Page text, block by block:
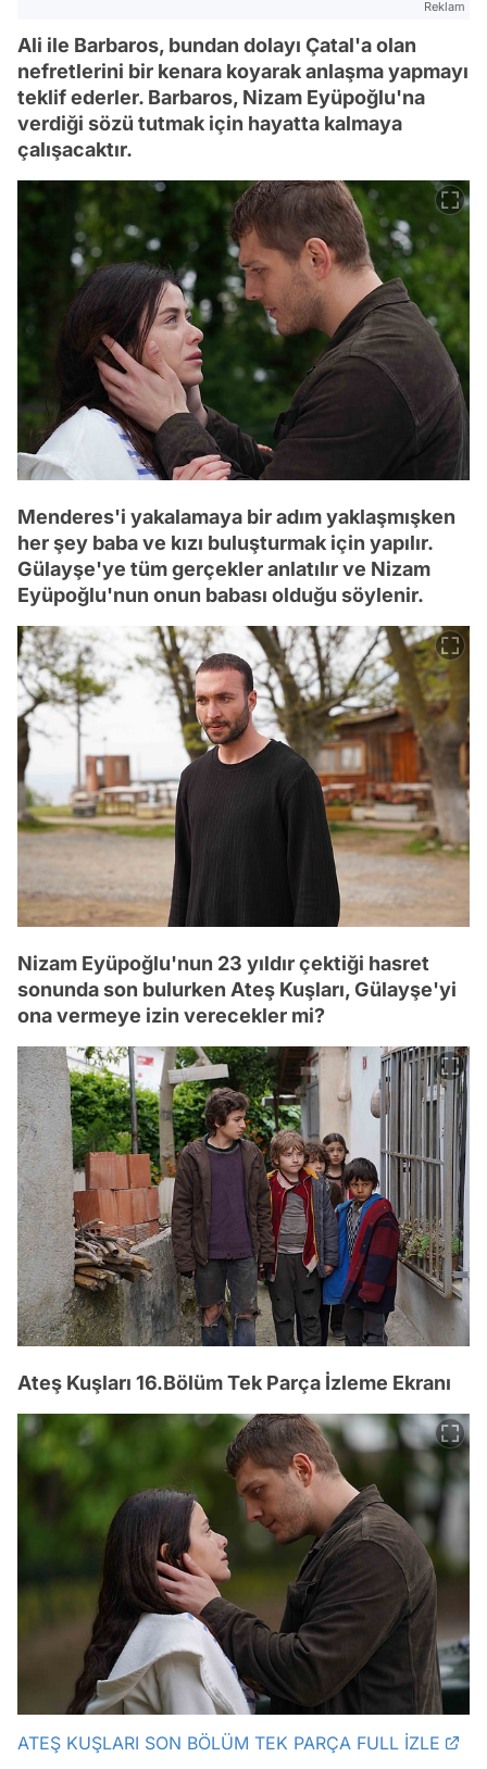
Reklam
Ali ile Barbaros, bundan dolayı Çatal'a olan
nefretlerini bir kenara koyarak anlaşma yapmayı
teklif ederler. Barbaros, Nizam Eyüpoğlu'na
verdiği sözü tutmak için hayatta kalmaya
çalışacaktır.
Menderes'i yakalamaya bir adım yaklaşmışken
her şey baba ve kızı buluşturmak için yapılır.
Gülayşe'ye tüm gerçekler anlatılır ve Nizam
Eyüpoğlu'nun onun babası olduğu söylenir.
Nizam Eyüpoğlu'nun 23 yıldır çektiği hasret
sonunda son bulurken Ateş Kuşları, Gülayşe'yi
ona vermeye izin verecekler mi?
Ateş Kuşları 16.Bölüm Tek Parça İzleme Ekranı
ATEŞ KUŞLARI SON BÖLÜM TEK PARÇA FULL İZLE